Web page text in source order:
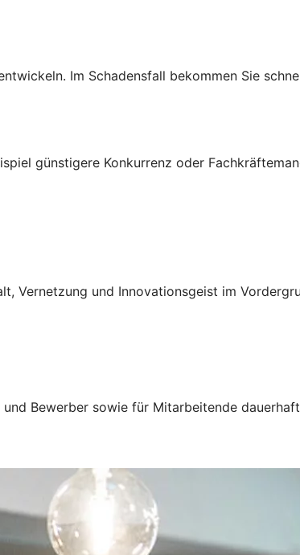
Im Schadensfall bekommen Sie
günstigere Konkurrenz oder
Vernetzung und Innovationsgeist im
Bewerber sowie für Mitarbeitende